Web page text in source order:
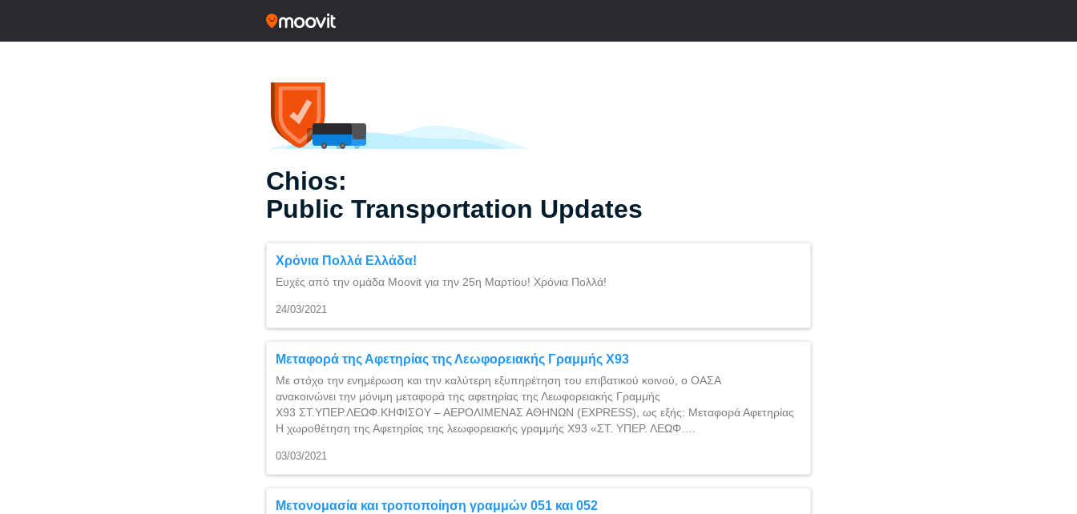
Chios:
Public Transportation Updates
Χρόνια Πολλά Ελλάδα!
Ευχές από την ομάδα Moovit για την 25η Μαρτίου! Χρόνια Πολλά!
24/03/2021
Μεταφορά της Αφετηρίας της Λεωφορειακής Γραμμής Χ93
Με στόχο την ενημέρωση και την καλύτερη εξυπηρέτηση του επιβατικού κοινού, ο ΟΑΣΑ
ανακοινώνει την μόνιμη μεταφορά της αφετηρίας της Λεωφορειακής Γραμμής
Χ93 ΣΤ.ΥΠΕΡ.ΛΕΩΦ.ΚΗΦΙΣΟΥ – ΑΕΡΟΛΙΜΕΝΑΣ ΑΘΗΝΩΝ (EXPRESS), ως εξής: Μεταφορά Αφετηρίας
Η χωροθέτηση της Αφετηρίας της λεωφορειακής γραμμής Χ93 «ΣΤ. ΥΠΕΡ. ΛΕΩΦ….
03/03/2021
Μετονομασία και τροποποίηση γραμμών 051 και 052